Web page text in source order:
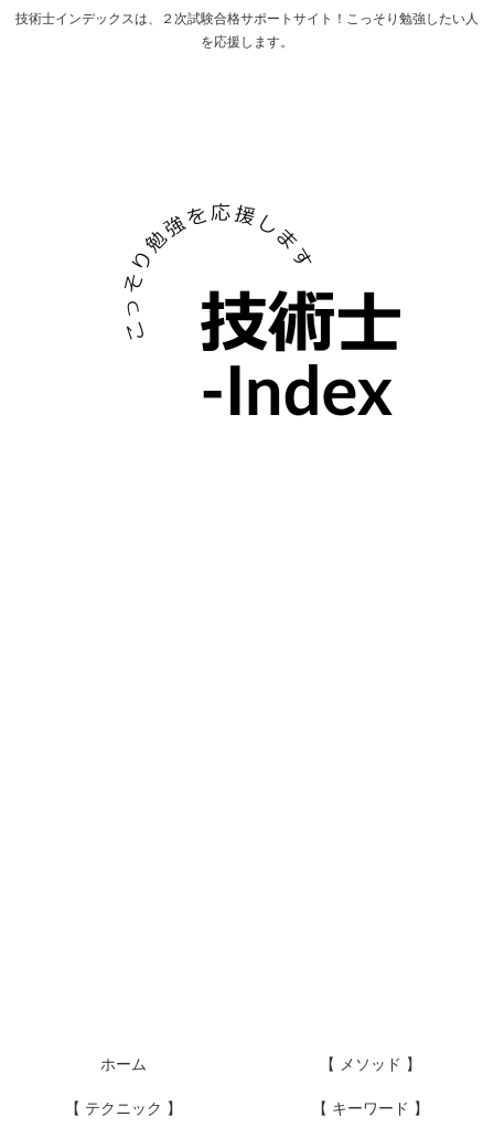
技術士インデックスは、２次試験合格サポートサイト！こっそり勉強したい人
を応援します。
ホーム 【 メソッド 】
【 テクニック 】 【 キーワード 】